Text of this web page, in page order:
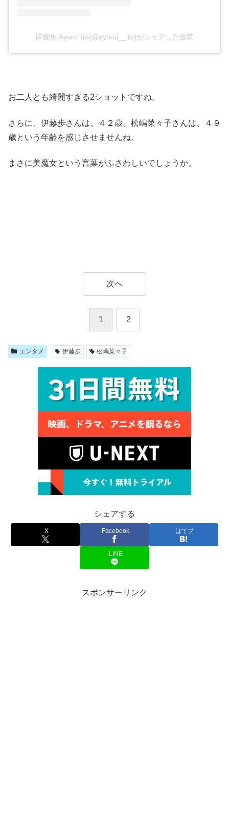
伊藤歩 Ayumi Ito(@ayumi__ito)がシェアした投稿
お二人とも綺麗すぎる2ショットですね。
さらに、伊藤歩さんは、４２歳。松嶋菜々子さんは、４９
歳という年齢を感じさせませんね。
まさに美魔女という言葉がふさわしいでしょうか。
次へ
1 2
エンタメ 伊藤歩 松嶋菜々子
シェアする
X Facebook はてブ
LINE
スポンサーリンク